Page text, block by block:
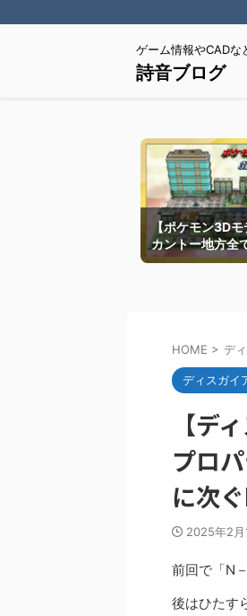
ゲーム情報やCADな
詩音ブログ
【ポケモン3D
カントー地方全
を紹介
HOME > デ
ディスガイ
【デ
プロ
に次
2025年2月
前回で「N
後はひたす